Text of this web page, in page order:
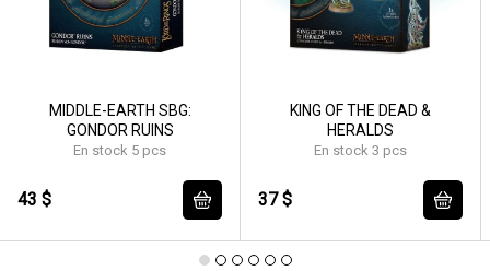
MIDDLE-EARTH SBG:
GONDOR RUINS
En stock 5 pcs
43 $
KING OF THE DEAD &
HERALDS
En stock 3 pcs
37 $